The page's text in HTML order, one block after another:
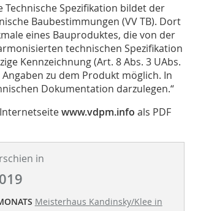
Spezifikation bildet der
Baubestimmungen (VV TB). Dort
eines Bauproduktes, die von der
technischen Spezifikation
Kennzeichnung (Art. 8 Abs. 3 UAbs.
zu dem Produkt möglich. In
Dokumentation darzulegen.“
www.vdpm.info als PDF
in
Meisterhaus Kandinsky/Klee in